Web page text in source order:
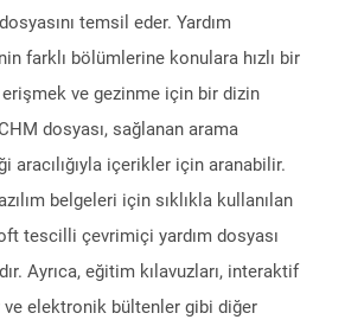
temsil eder. Yardım
farklı bölümlerine konulara hızlı bir
ve gezinme için bir dizin
dosyası, sağlanan arama
aracılığıyla içerikler için aranabilir.
belgeleri için sıklıkla kullanılan
tescilli çevrimiçi yardım dosyası
Ayrıca, eğitim kılavuzları, interaktif
ve elektronik bültenler gibi diğer